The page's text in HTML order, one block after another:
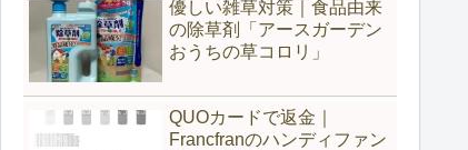
優しい雑草対策｜食品由来
の除草剤「アースガーデン
おうちの草コロリ」
QUOカードで返金｜
Francfranのハンディファン